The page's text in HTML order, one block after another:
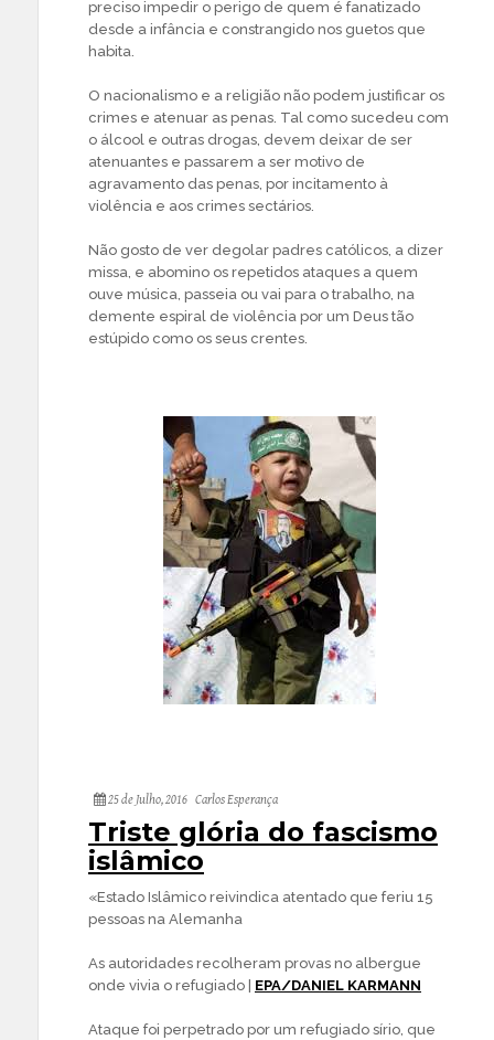
preciso impedir o perigo de quem é fanatizado
desde a infância e constrangido nos guetos que
habita.
O nacionalismo e a religião não podem justificar os
crimes e atenuar as penas. Tal como sucedeu com
o álcool e outras drogas, devem deixar de ser
atenuantes e passarem a ser motivo de
agravamento das penas, por incitamento à
violência e aos crimes sectários.
Não gosto de ver degolar padres católicos, a dizer
missa, e abomino os repetidos ataques a quem
ouve música, passeia ou vai para o trabalho, na
demente espiral de violência por um Deus tão
estúpido como os seus crentes.
25 de Julho, 2016 Carlos Esperança
Triste glória do fascismo
islâmico
«Estado Islâmico reivindica atentado que feriu 15
pessoas na Alemanha
As autoridades recolheram provas no albergue
onde vivia o refugiado | EPA/DANIEL KARMANN
Ataque foi perpetrado por um refugiado sírio, que